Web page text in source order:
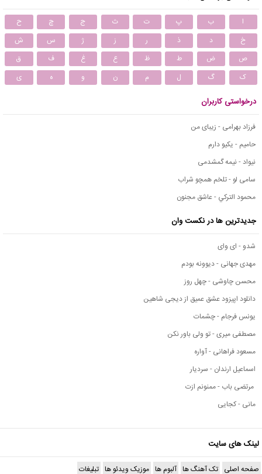
ا ب پ ت ث ج چ
ح
خ
د ذ ر ز ژ س
ش
ص
ض ط ظ ع غ ف
ق
ک
گ ل م ن و ه ی
درخواستی کاربران
فرزاد بهرامی - زیبای من
حامیم - یکیو دارم
نیواد - نیمه گمشدمی
سامی لو - تلخم همچو شراب
محمود التركي - عاشق مجنون
جدیدترین ها در نکست وان
شدو - ای وای
مهدی جهانی - دیوونه بودم
محسن چاوشی - چهل روز
دانلود اپیزود عشق عمیق از دیجی شاهین
یونس فرجام - چشمات
مصطفی میری - تو ولی باور نکن
مسعود فراهانی - آواره
اسماعیل ارندان - سردیار
مرتضی باب - ممنونم ازت
مانی - کجایی
لینک های سایت
صفحه اصلی تک آهنگ ها آلبوم ها موزیک ویدئو ها تبلیغات